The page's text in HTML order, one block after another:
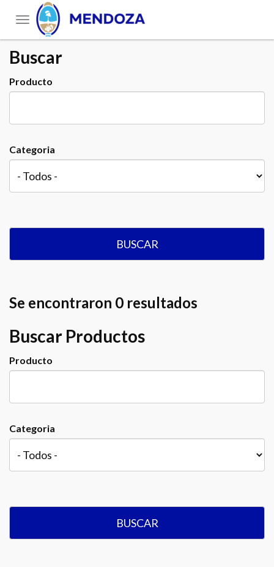
Toggle
navigation
Buscar
Producto
Categoria
BUSCAR
Se encontraron 0 resultados
Buscar Productos
Producto
Categoria
BUSCAR